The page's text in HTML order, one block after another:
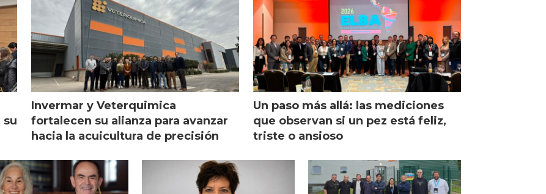
su
Invermar y Veterquimica
fortalecen su alianza para avanzar
hacia la acuicultura de precisión
Un paso más allá: las mediciones
que observan si un pez está feliz,
triste o ansioso